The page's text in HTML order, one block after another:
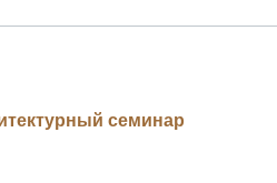
семинар